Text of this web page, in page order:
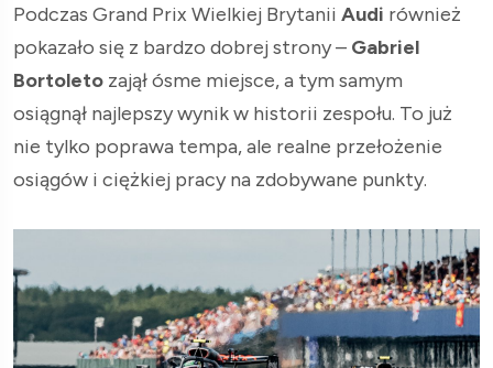
Podczas Grand Prix Wielkiej Brytanii Audi również
pokazało się z bardzo dobrej strony – Gabriel
Bortoleto zajął ósme miejsce, a tym samym
osiągnął najlepszy wynik w historii zespołu. To już
nie tylko poprawa tempa, ale realne przełożenie
osiągów i ciężkiej pracy na zdobywane punkty.